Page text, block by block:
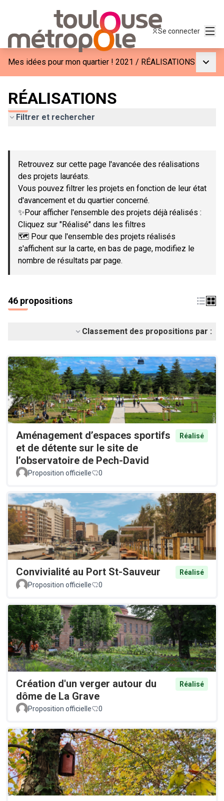
Se connecter
Mes idées pour mon quartier ! 2021 / RÉALISATIONS
RÉALISATIONS
Filtrer et rechercher
−
Retrouvez sur cette page l'avancée des réalisations
des projets lauréats.
Vous pouvez filtrer les projets en fonction de leur état
d'avancement et du quartier concerné.
✨Pour afficher l'ensemble des projets déjà réalisés :
Cliquez sur "Réalisé" dans les filtres
🗺️ Pour que l'ensemble des projets réalisés
s'affichent sur la carte, en bas de page, modifiez le
nombre de résultats par page.
46 propositions
Classement des propositions par :
Aménagement d’espaces sportifs
et de détente sur le site de
l’observatoire de Pech-David
Réalisé
Proposition officielle 0
Convivialité au Port St-Sauveur
Réalisé
Proposition officielle
0
Création d'un verger autour du
dôme de La Grave
Réalisé
Proposition officielle 0